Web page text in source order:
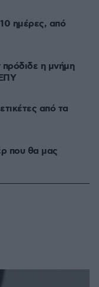
ημέρες, από
πρόδιδε η μνήμη
από τα
που θα μας